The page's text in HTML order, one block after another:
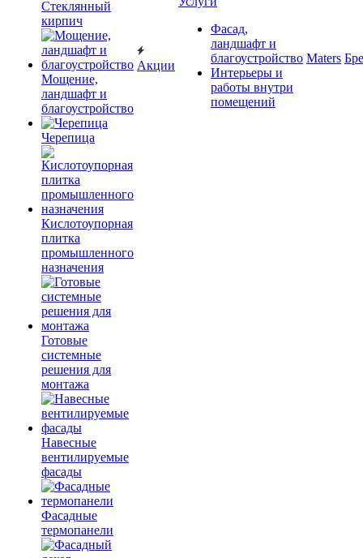
Cтеклянный
кирпич
Мощение,
ландшафт и
благоустройство
Черепица
Кислотоупорная
плитка
промышленного
назначения
Готовые
системные
решения для
монтажа
Навесные
вентилируемые
фасады
Фасадные
термопанели
Акции
Фасад,
ландшафт и
благоустройство
Интерьеры и
работы внутри
помещений
Maters